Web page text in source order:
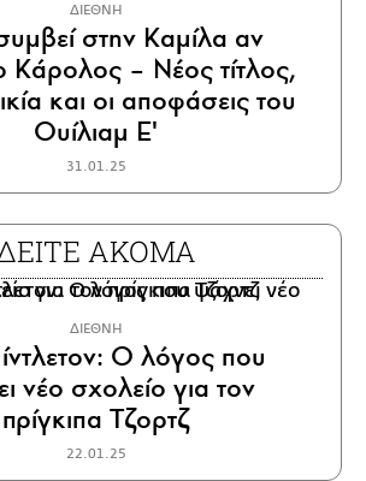
ΔΙΕΘΝΗ
στην Καμίλα αν
Κάρολος – Νέος τίτλος,
και οι αποφάσεις του
Ουίλιαμ Ε'
31.01.25
ΑΚΟΜΑ
ΔΙΕΘΝΗ
Ο λόγος που
νέο σχολείο για τον
πρίγκιπα Τζορτζ
22.01.25